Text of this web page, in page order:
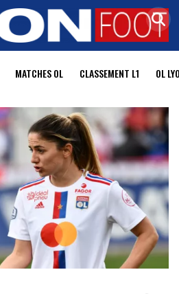
MATCHES OL CLASSEMENT L1 OL